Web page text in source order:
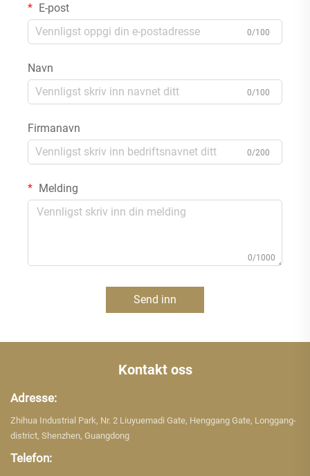
E-post
0/100
Navn
0/100
Firmanavn
0/200
Melding
0/1000
Send inn
Kontakt oss
Adresse:
Zhihua Industrial Park, Nr. 2 Liuyuemadi Gate, Henggang Gate, Longgang-
district, Shenzhen, Guangdong
Telefon: